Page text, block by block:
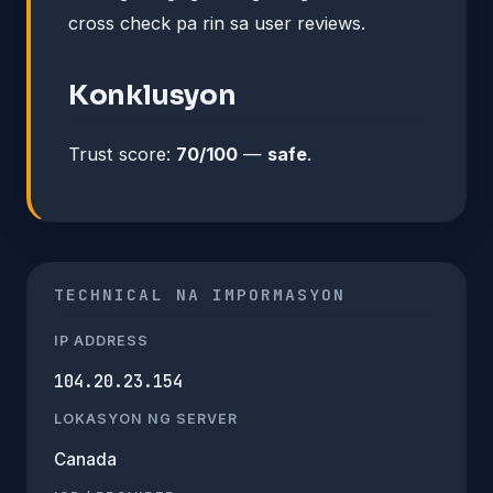
cross check pa rin sa user reviews.
Konklusyon
Trust score: 70/100 — safe.
TECHNICAL NA IMPORMASYON
IP ADDRESS
104.20.23.154
LOKASYON NG SERVER
Canada